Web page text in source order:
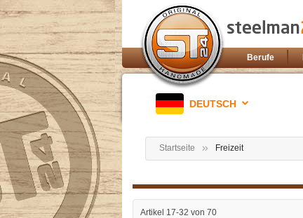
Berufe
DEUTSCH
Startseite Freizeit
Artikel 17-32 von 70